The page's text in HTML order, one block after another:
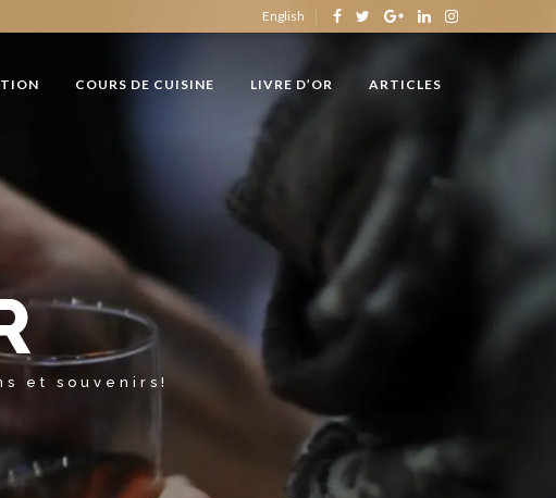
English
COURS DE CUISINE LIVRE D’OR ARTICLES
et souvenirs!